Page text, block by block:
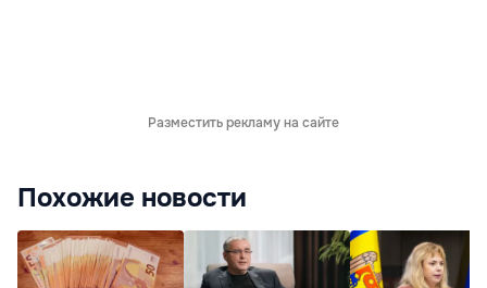
Разместить рекламу на сайте
Похожие новости